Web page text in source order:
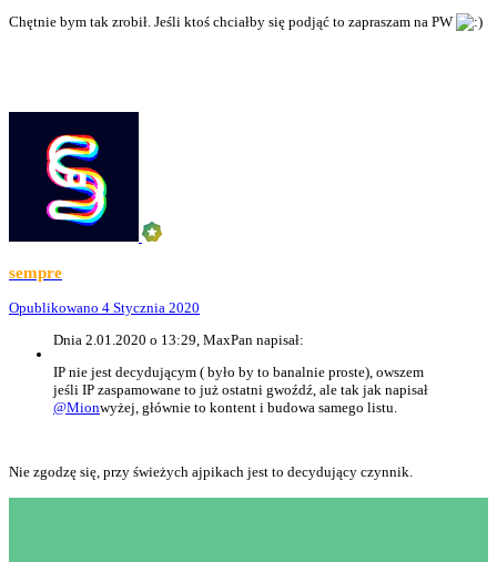
Chętnie bym tak zrobił. Jeśli ktoś chciałby się podjąć to zapraszam na PW
sempre
Opublikowano 4 Stycznia 2020
Dnia 2.01.2020 o 13:29, MaxPan napisał:
IP nie jest decydującym ( było by to banalnie proste), owszem
jeśli IP zaspamowane to już ostatni gwoźdź, ale tak jak napisał
@Mionwyżej, głównie to kontent i budowa samego listu.
Nie zgodzę się, przy świeżych ajpikach jest to decydujący czynnik.